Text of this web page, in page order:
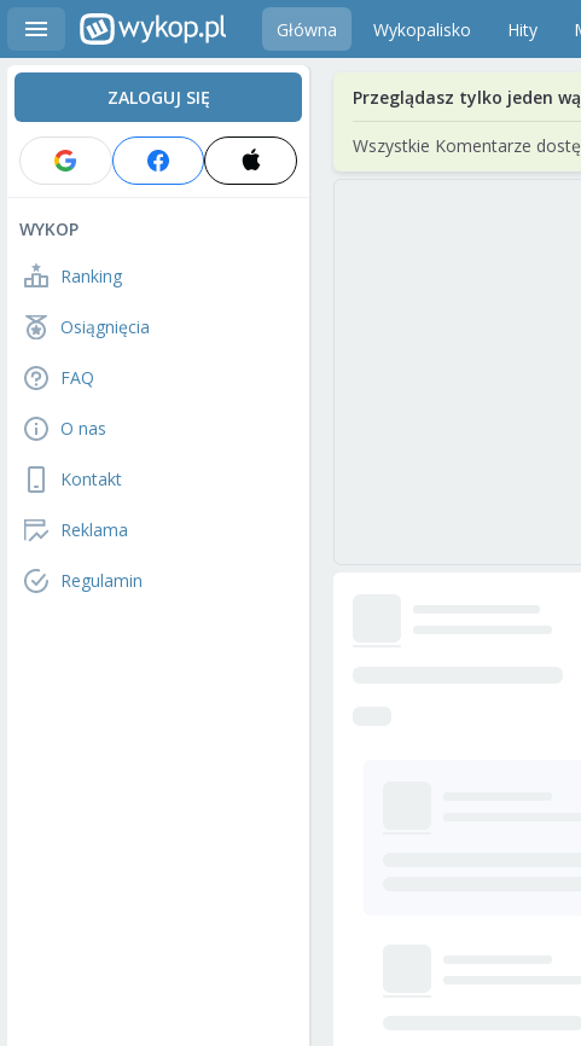
Główna Wykopalisko Hity
ZALOGUJ SIĘ
WYKOP
Ranking
Osiągnięcia
FAQ
O nas
Kontakt
Reklama
Regulamin
Przeglądasz tylko jeden
Wszystkie Komentarze